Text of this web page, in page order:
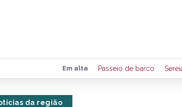
de
Em alta Passeio de barco
da região